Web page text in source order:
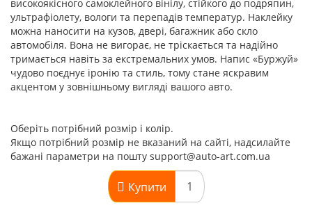
високоякісного самоклейного вінілу, стійкого до подряпин,
ультрафіолету, вологи та перепадів температур. Наклейку
можна наносити на кузов, двері, багажник або скло
автомобіля. Вона не вигорає, не тріскається та надійно
тримається навіть за екстремальних умов. Напис «Буржуй»
чудово поєднує іронію та стиль, тому стане яскравим
акцентом у зовнішньому вигляді вашого авто.
Оберіть потрібний розмір і колір.
Якщо потрібний розмір не вказаний на сайті, надсилайте
бажані параметри на пошту support@auto-art.com.ua
Купити